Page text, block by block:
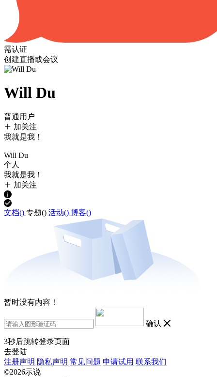
需认证
创建直播或会议
Will Du
普通用户
加关注
我就是我！
Will Du
个人
我就是我！
加关注
文档() 专题() 活动() 博客()
暂时没有内容！
确认
3秒后跳转登录页面
去登陆
注册声明 隐私声明 常见问题 申请试用 联系我们
©2026示说